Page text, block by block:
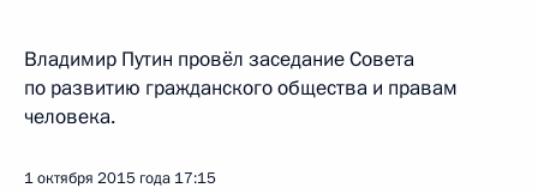
Владимир Путин провёл заседание Совета
по развитию гражданского общества и правам
человека.
1 октября 2015 года 17:15